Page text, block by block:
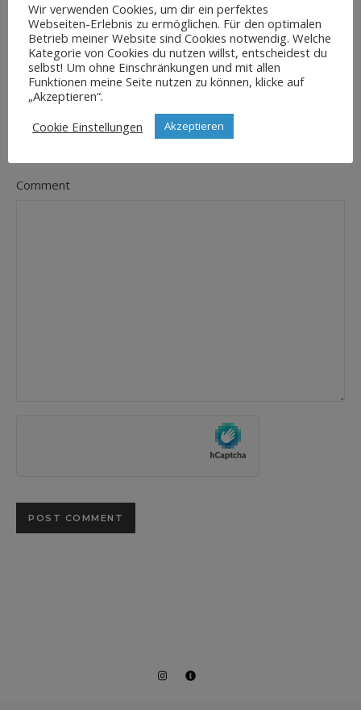
E-Mail-Adresse*
Comment
Wir verwenden Cookies, um dir ein perfektes
Webseiten-Erlebnis zu ermöglichen. Für den optimalen
Betrieb meiner Website sind Cookies notwendig. Welche
Kategorie von Cookies du nutzen willst, entscheidest du
selbst! Um ohne Einschränkungen und mit allen
Funktionen meine Seite nutzen zu können, klicke auf
„Akzeptieren“.
Cookie Einstellungen
Akzeptieren